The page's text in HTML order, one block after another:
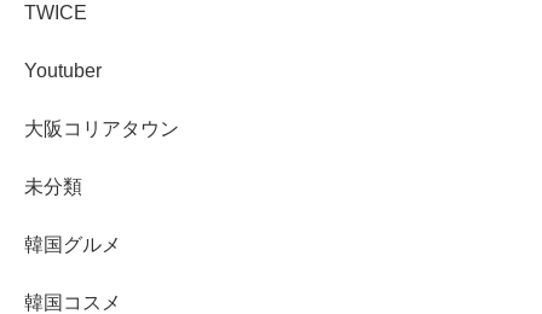
TWICE
Youtuber
大阪コリアタウン
未分類
韓国グルメ
韓国コスメ